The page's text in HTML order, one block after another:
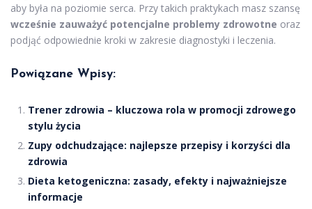
aby była na poziomie serca. Przy takich praktykach masz szansę
wcześnie zauważyć potencjalne problemy zdrowotne oraz
podjąć odpowiednie kroki w zakresie diagnostyki i leczenia.
Powiązane Wpisy:
Trener zdrowia – kluczowa rola w promocji zdrowego
stylu życia
Zupy odchudzające: najlepsze przepisy i korzyści dla
zdrowia
Dieta ketogeniczna: zasady, efekty i najważniejsze
informacje